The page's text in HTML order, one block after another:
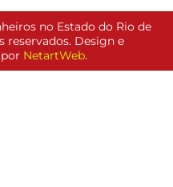
no Estado do Rio de
reservados. Design e
NetartWeb.